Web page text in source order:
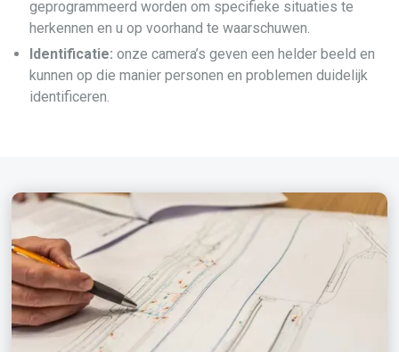
geprogrammeerd worden om specifieke situaties te
herkennen en u op voorhand te waarschuwen.
Identificatie: onze camera’s geven een helder beeld en
kunnen op die manier personen en problemen duidelijk
identificeren.